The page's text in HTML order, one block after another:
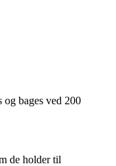
og bages ved 200
de holder til